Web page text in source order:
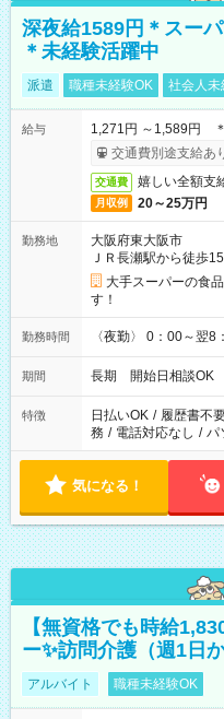
深夜給1589円＊スー
＊未経験活躍中
派遣 職種未経験OK 社会人未
給与
1,271円 ～1,589円
交通費別途支給あ
交通費 嬉しい全額支
月収例 20～25万円
勤務地
大阪府東大阪市
ＪＲ長瀬駅から徒歩
大手スーパーの食
す！
勤務時間 〈夜勤〉 0：00～翌
期間 長期 開始日相談OK
特徴 日払いOK / 履歴書不
務 / 電話対応なし / パ
気になる！
【無資格でも時給
ー✨訪問介護（週1日
アルバイト 職種未経験OK